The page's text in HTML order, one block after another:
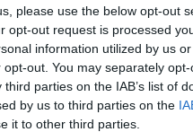
please use the below opt-out
opt-out request is processed
information utilized by us
out. You may separately
parties on the IAB’s list of
by us to third parties on the
it to other third parties.
vaikų, brolių,